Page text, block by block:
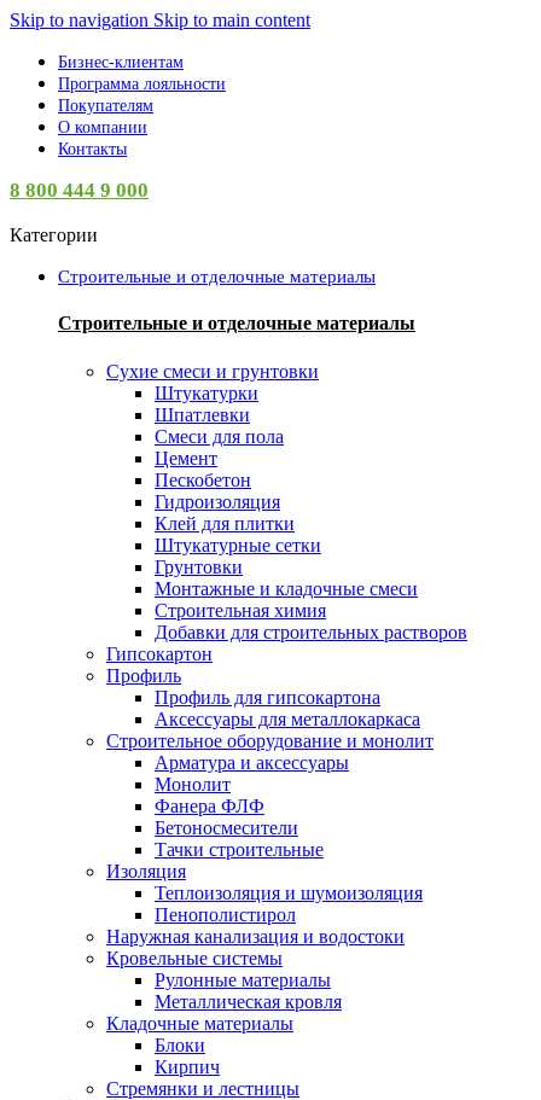
Skip to navigation Skip to main content
Бизнес-клиентам
Программа лояльности
Покупателям
О компании
Контакты
8 800 444 9 000
Категории
Строительные и отделочные материалы
Строительные и отделочные материалы
Сухие смеси и грунтовки
Штукатурки
Шпатлевки
Смеси для пола
Цемент
Пескобетон
Гидроизоляция
Клей для плитки
Штукатурные сетки
Грунтовки
Монтажные и кладочные смеси
Строительная химия
Добавки для строительных растворов
Гипсокартон
Профиль
Профиль для гипсокартона
Аксессуары для металлокаркаса
Строительное оборудование и монолит
Арматура и аксессуары
Монолит
Фанера ФЛФ
Бетоносмесители
Тачки строительные
Изоляция
Теплоизоляция и шумоизоляция
Пенополистирол
Наружная канализация и водостоки
Кровельные системы
Рулонные материалы
Металлическая кровля
Кладочные материалы
Блоки
Кирпич
Стремянки и лестницы